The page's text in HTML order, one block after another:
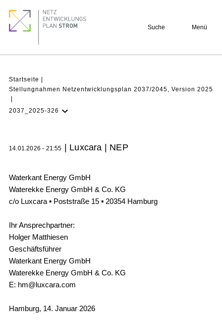
zum
Inhalt
Suche Menü
Pfadnavigation
Startseite
Stellungnahmen Netzentwicklungsplan 2037/2045, Version 2025
2037_2025-326
Beteiligung
Archiv
14.01.2026 - 21:55 | Luxcara | NEP
Waterkant Energy GmbH
Waterekke Energy GmbH & Co. KG
c/o Luxcara ▪ Poststraße 15 ▪ 20354 Hamburg
Ihr Ansprechpartner:
Holger Matthiesen
Geschäftsführer
Waterkant Energy GmbH
Waterekke Energy GmbH & Co. KG
E: hm@luxcara.com
Hamburg, 14. Januar 2026
quick
links